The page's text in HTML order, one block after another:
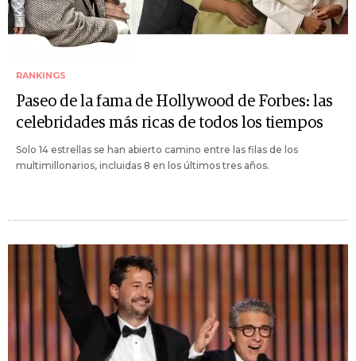
RANKINGS
Paseo de la fama de Hollywood de Forbes: las
celebridades más ricas de todos los tiempos
Solo 14 estrellas se han abierto camino entre las filas de los
multimillonarios, incluidas 8 en los últimos tres años.